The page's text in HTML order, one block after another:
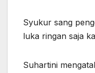
Syukur sang
luka ringan saja
Suhartini